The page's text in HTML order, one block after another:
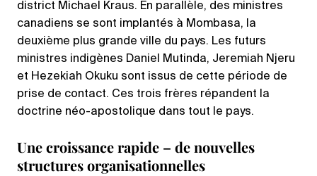
district Michael Kraus. En parallèle, des ministres
canadiens se sont implantés à Mombasa, la
deuxième plus grande ville du pays. Les futurs
ministres indigènes Daniel Mutinda, Jeremiah Njeru
et Hezekiah Okuku sont issus de cette période de
prise de contact. Ces trois frères répandent la
doctrine néo-apostolique dans tout le pays.
Une croissance rapide – de nouvelles
structures organisationnelles